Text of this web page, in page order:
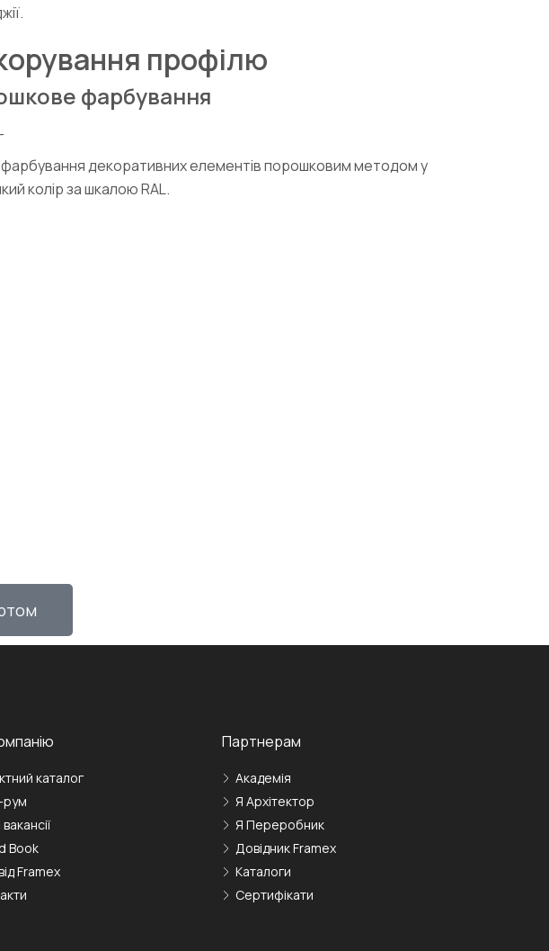
профілю
фарбування
фарбування декоративних елементів порошковим методом у
колір за шкалою RAL.
каталог
Book
Framex
Партнерам
Академія
Я Архітектор
Я Переробник
Довідник Framex
Каталоги
Сертифікати